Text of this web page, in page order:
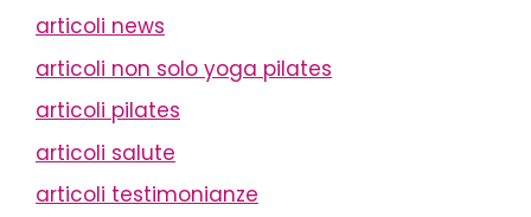
articoli news
articoli non solo yoga pilates
articoli pilates
articoli salute
articoli testimonianze